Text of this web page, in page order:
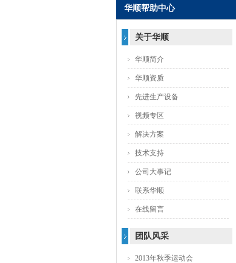
华顺帮助中心
关于华顺
华顺简介
华顺资质
先进生产设备
视频专区
解决方案
技术支持
公司大事记
联系华顺
在线留言
团队风采
2013年秋季运动会